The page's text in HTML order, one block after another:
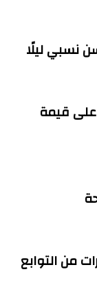
نسبي ليلًا
على قيمة
من التوابع